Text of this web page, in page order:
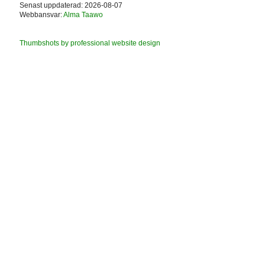
Senast uppdaterad: 2026-08-07
Webbansvar:Alma Taawo
Thumbshots by professional website design